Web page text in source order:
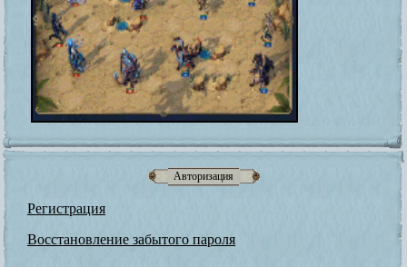
Авторизация
Регистрация
Восстановление забытого пароля